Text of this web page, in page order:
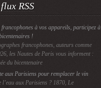
RSS
à vos appareils, participez à
!
francophones, auteurs comme
les Nautes de Paris vous informent :
du bicentenaire
aux Parisiens pour remplacer le vin
l’eau aux Parisiens ? 1870, Le